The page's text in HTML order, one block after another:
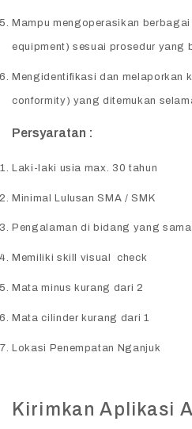
Mampu mengoperasikan
equipment) sesuai prosedur yang
Mengidentifikasi dan melaporkan
conformity) yang ditemukan
Persyaratan :
Laki-laki usia max. 30 tahun
Minimal Lulusan SMA / SMK
Pengalaman di bidang yang
Memiliki skill visual check
Mata minus kurang dari 2
Mata cilinder kurang dari 1
Lokasi Penempatan Nganjuk
Kirimkan Aplikasi